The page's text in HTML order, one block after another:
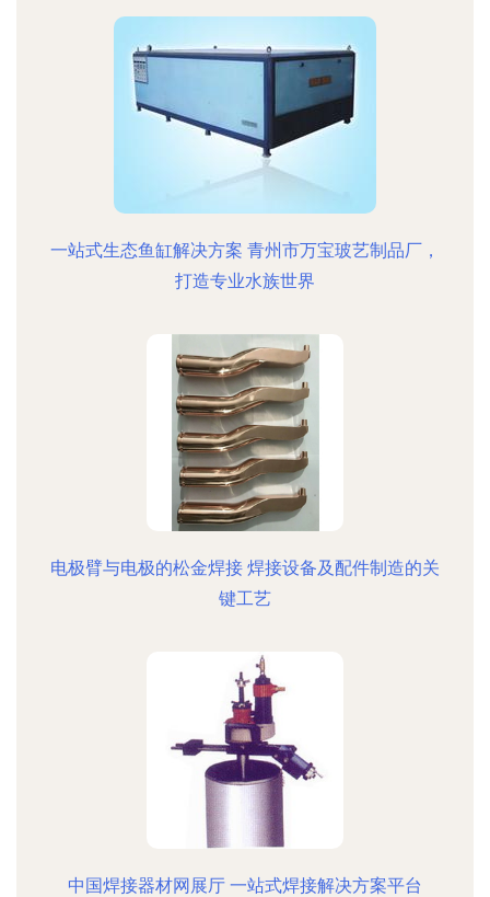
一站式生态鱼缸解决方案 青州市万宝玻艺制品厂，
打造专业水族世界
电极臂与电极的松金焊接 焊接设备及配件制造的关
键工艺
中国焊接器材网展厅 一站式焊接解决方案平台